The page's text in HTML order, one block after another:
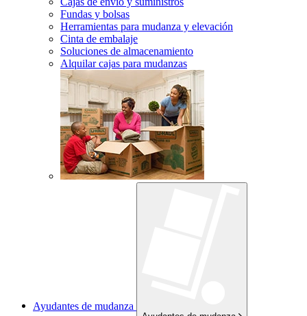
Fundas y bolsas
Herramientas para mudanza y elevación
Cinta de embalaje
Soluciones de almacenamiento
Alquilar cajas para mudanzas
Ayudantes de mudanza